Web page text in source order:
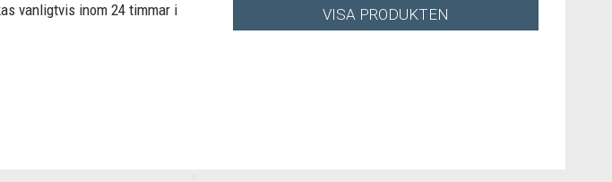
vanligtvis inom 24 timmar i
VISA PRODUKTEN